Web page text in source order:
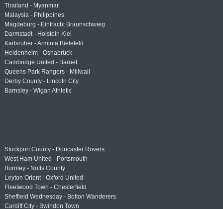
Thailand - Myanmar
Malaysia - Philippines
Magdeburg - Eintracht Braunschweig
Darmstadt - Holstein Kiel
Karlsruher - Arminia Bielefeld
Heidenheim - Osnabrück
Cambridge United - Barnet
Queens Park Rangers - Millwall
Derby County - Lincoln City
Barnsley - Wigan Athletic
Stockport County - Doncaster Rovers
West Ham United - Portsmouth
Burnley - Notts County
Leyton Orient - Oxford United
Fleetwood Town - Chesterfield
Sheffield Wednesday - Bolton Wanderers
Cardiff City - Swindon Town